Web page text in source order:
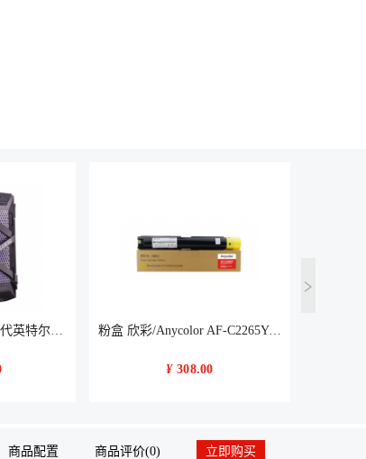
武极华硕TUF定制 十代英特尔酷睿i7 10700游戏台式机电脑主机组装电脑 WIFI6 十代i7 RTX2060 16G 500G M.2 粉盒 欣彩/Anycolor AF-C2265Y 1 12000页 通用耗材 黄色
¥ 308.00
商品配置 商品评价(0) 立即购买